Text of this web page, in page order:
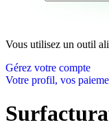
Vous utilisez un outil
Gérez votre compte
Votre profil, vos